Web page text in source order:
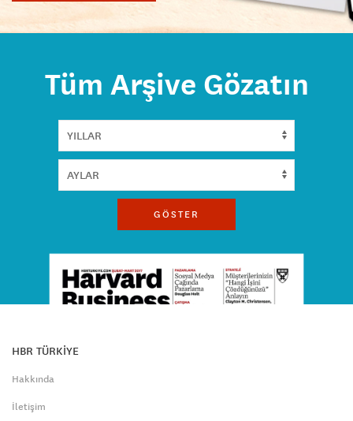
Tüm Arşive Gözatın
GÖSTER
HBR TÜRKİYE
Hakkında
İletişim